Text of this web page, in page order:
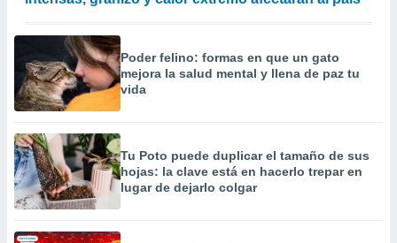
Poder felino: formas en que un gato
mejora la salud mental y llena de paz tu
vida
Tu Poto puede duplicar el tamaño de sus
hojas: la clave está en hacerlo trepar en
lugar de dejarlo colgar